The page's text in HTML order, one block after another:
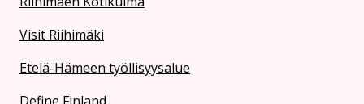
Visit Riihimäki
Etelä-Hämeen työllisyysalue